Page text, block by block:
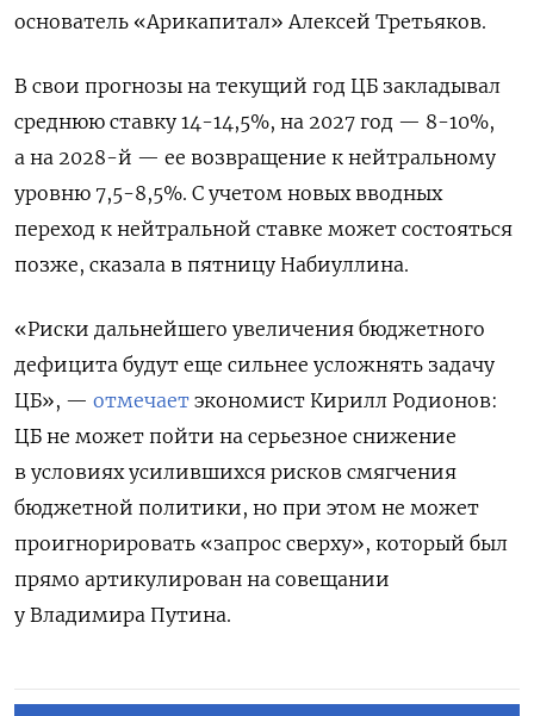
основатель «Арикапитал» Алексей Третьяков.
В свои прогнозы на текущий год ЦБ закладывал
среднюю ставку 14-14,5%, на 2027 год — 8-10%,
а на 2028-й — ее возвращение к нейтральному
уровню 7,5-8,5%. С учетом новых вводных
переход к нейтральной ставке может состояться
позже, сказала в пятницу Набиуллина.
«Риски дальнейшего увеличения бюджетного
дефицита будут еще сильнее усложнять задачу
ЦБ», — отмечает экономист Кирилл Родионов:
ЦБ не может пойти на серьезное снижение
в условиях усилившихся рисков смягчения
бюджетной политики, но при этом не может
проигнорировать «запрос сверху», который был
прямо артикулирован на совещании
у Владимира Путина.